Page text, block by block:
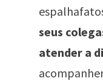
seus
atender a